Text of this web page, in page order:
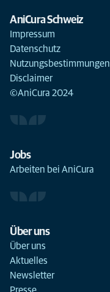
AniCura Schweiz
Impressum
Datenschutz
Nutzungsbestimmungen
Disclaimer
©AniCura 2024
Jobs
Arbeiten bei AniCura
Über uns
Über uns
Aktuelles
Newsletter